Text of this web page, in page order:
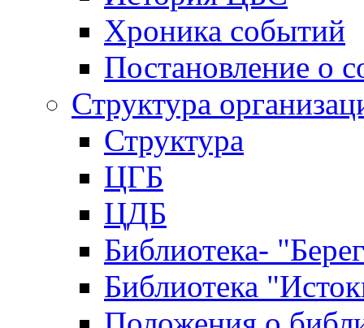
Хроника событий
Постановление о
Структура
Структура
ЦГБ
ЦДБ
Библиотека-
Библиотека